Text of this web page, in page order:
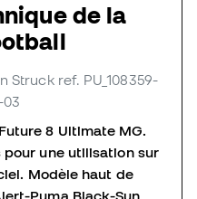
de la
Struck ref. PU_108359-
03
8 Ultimate MG.
pour une utilisation sur
Modèle haut de
Puma Black-Sun